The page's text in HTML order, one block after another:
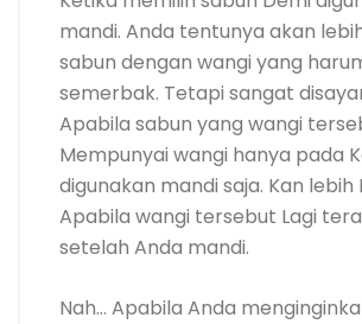
mandi. Anda tentunya akan
sabun dengan wangi yang
semerbak. Tetapi sangat
Apabila sabun yang wangi
Mempunyai wangi hanya pada
digunakan mandi saja. Kan lebih
Apabila wangi tersebut Lagi
setelah Anda mandi.
Nah… Apabila Anda